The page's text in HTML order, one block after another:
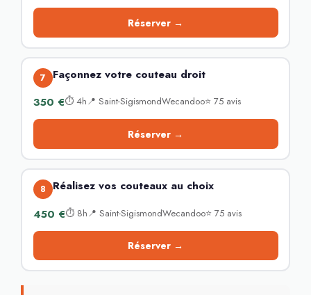
Réserver →
7 Façonnez votre couteau droit
350 €⏱ 4h📍 Saint-SigismondWecandoo⭐ 75 avis
Réserver →
8 Réalisez vos couteaux au choix
450 €⏱ 8h📍 Saint-SigismondWecandoo⭐ 75 avis
Réserver →